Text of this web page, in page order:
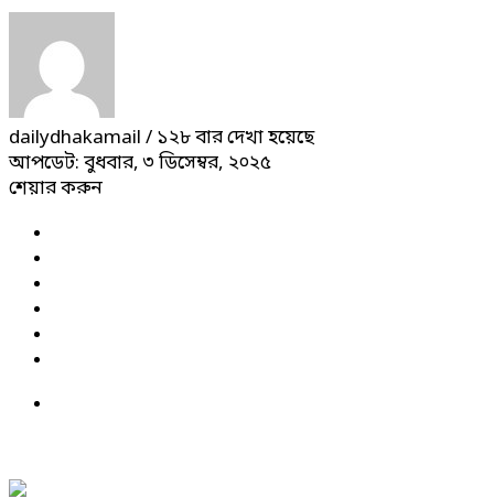
dailydhakamail / ১২৮ বার দেখা হয়েছে
আপডেট: বুধবার, ৩ ডিসেম্বর, ২০২৫
শেয়ার করুন